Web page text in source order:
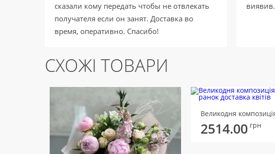
сказали кому передать чтобы не отвлекать
получателя если он занят. Доставка во
время, оперативно. Спасибо!
виявив.
СХОЖІ ТОВАРИ
2514.00 грн